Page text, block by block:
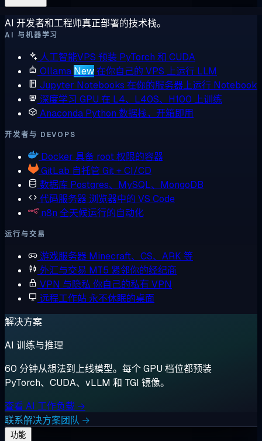
AI 开发者和工程师真正部署的技术栈。
AI 与机器学习
人工智能VPS 预装 PyTorch 和 CUDA
Ollama New在你自己的 VPS 上运行 LLM
Jupyter Notebooks 在你的服务器上运行 Notebook
深度学习 GPU 在 L4、L40S、H100 上训练
Anaconda Python 数据栈，开箱即用
开发者与 DEVOPS
Docker 具备 root 权限的容器
GitLab 自托管 Git + CI/CD
数据库 Postgres、MySQL、MongoDB
代码服务器 浏览器中的 VS Code
n8n 全天候运行的自动化
运行与交易
游戏服务器 Minecraft、CS、ARK 等
外汇与交易 MT5 紧邻你的经纪商
VPN 与隐私 你自己的私有 VPN
远程工作站 永不休眠的桌面
解决方案
AI 训练与推理
60 分钟从想法到上线模型。每个 GPU 档位都预装
PyTorch、CUDA、vLLM 和 TGI 镜像。
查看 AI 工作负载 →
联系解决方案团队 →